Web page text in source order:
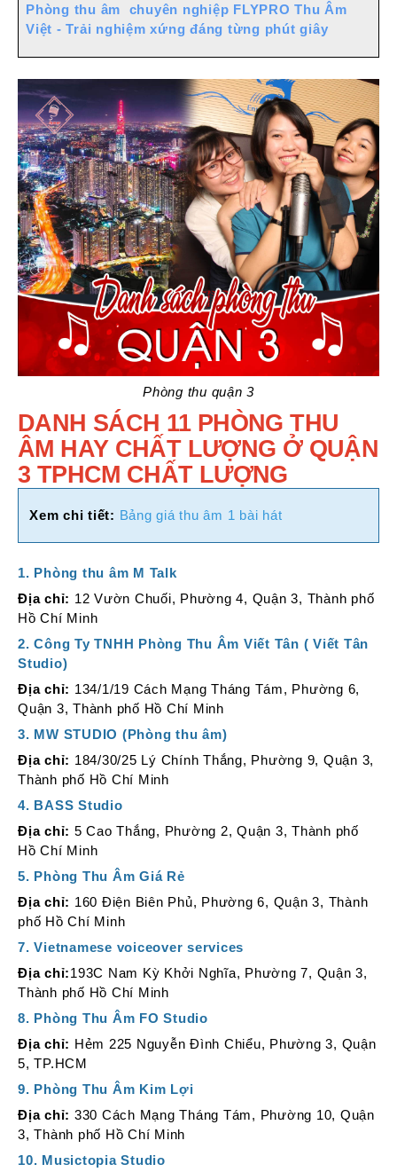
Phòng thu âm chuyên nghiệp FLYPRO Thu Âm
Việt - Trải nghiệm xứng đáng từng phút giây
Phòng thu quận 3
DANH SÁCH 11 PHÒNG THU
ÂM HAY CHẤT LƯỢNG Ở QUẬN
3 TPHCM CHẤT LƯỢNG
Xem chi tiết: Bảng giá thu âm 1 bài hát
1. Phòng thu âm M Talk
Địa chỉ: 12 Vườn Chuối, Phường 4, Quận 3, Thành phố
Hồ Chí Minh
2. Công Ty TNHH Phòng Thu Âm Viết Tân ( Viết Tân
Studio)
Địa chỉ: 134/1/19 Cách Mạng Tháng Tám, Phường 6,
Quận 3, Thành phố Hồ Chí Minh
3. MW STUDIO (Phòng thu âm)
Địa chỉ: 184/30/25 Lý Chính Thắng, Phường 9, Quận 3,
Thành phố Hồ Chí Minh
4. BASS Studio
Địa chỉ: 5 Cao Thắng, Phường 2, Quận 3, Thành phố
Hồ Chí Minh
5. Phòng Thu Âm Giá Rẻ
Địa chỉ: 160 Điện Biên Phủ, Phường 6, Quận 3, Thành
phố Hồ Chí Minh
7. Vietnamese voiceover services
Địa chỉ:193C Nam Kỳ Khởi Nghĩa, Phường 7, Quận 3,
Thành phố Hồ Chí Minh
8. Phòng Thu Âm FO Studio
Địa chỉ: Hẻm 225 Nguyễn Đình Chiểu, Phường 3, Quận
5, TP.HCM
9. Phòng Thu Âm Kim Lợi
Địa chỉ: 330 Cách Mạng Tháng Tám, Phường 10, Quận
3, Thành phố Hồ Chí Minh
10. Musictopia Studio